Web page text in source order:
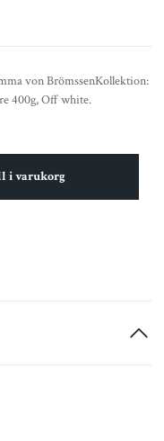
von BrömssenKollektion:
400g, Off white.
i varukorg